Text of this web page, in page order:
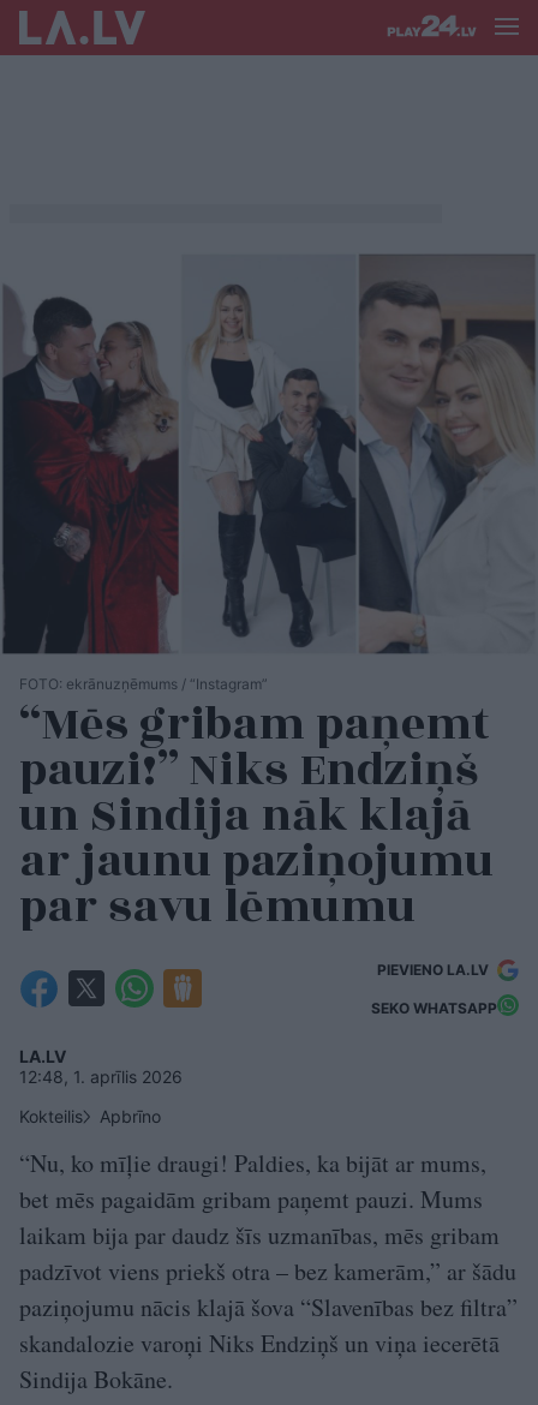
FOTO: ekrānuzņēmums / “Instagram”
“Mēs gribam paņemt
pauzi!” Niks Endziņš
un Sindija nāk klajā
ar jaunu paziņojumu
par savu lēmumu
PIEVIENO LA.LV
SEKO WHATSAPP
LA.LV
12:48, 1. aprīlis 2026
Kokteilis
Apbrīno
“Nu, ko mīļie draugi! Paldies, ka bijāt ar mums,
bet mēs pagaidām gribam paņemt pauzi. Mums
laikam bija par daudz šīs uzmanības, mēs gribam
padzīvot viens priekš otra – bez kamerām,” ar šādu
paziņojumu nācis klajā šova “Slavenības bez filtra”
skandalozie varoņi Niks Endziņš un viņa iecerētā
Sindija Bokāne.